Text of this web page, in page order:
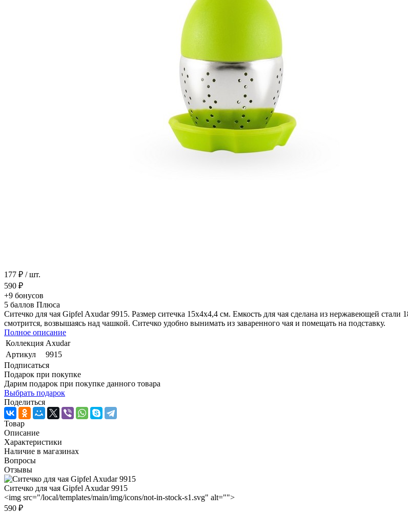
177 ₽ / шт.
590 ₽
+9 бонусов
5 баллов Плюса
Ситечко для чая Gipfel Axudar 9915. Размер ситечка 15х4х4,4 см. Емкость для чая сделана из нержавеющей
смотрится, возвышаясь над чашкой. Ситечко удобно вынимать из заваренного чая и помещать на подставку.
Полное описание
Коллекция Axudar
Артикул
9915
Подписаться
Подарок при покупке
Дарим подарок при покупке данного товара
Выбрать подарок
Поделиться
Товар
Описание
Характеристики
Наличие в магазинах
Вопросы
Отзывы
Ситечко для чая Gipfel Axudar 9915
<img src="/local/templates/main/img/icons/not-in-stock-s1.svg" alt="">
590 ₽